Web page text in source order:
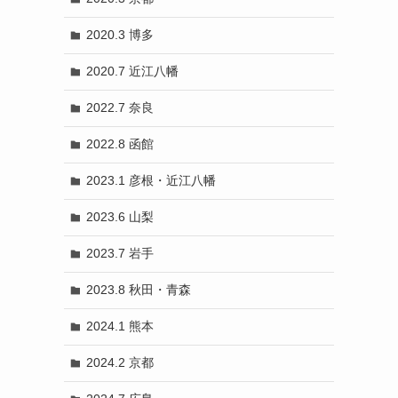
2020.3 博多
2020.7 近江八幡
2022.7 奈良
2022.8 函館
2023.1 彦根・近江八幡
2023.6 山梨
2023.7 岩手
2023.8 秋田・青森
2024.1 熊本
2024.2 京都